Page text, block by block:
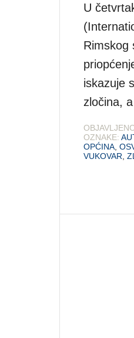
U
Rimskog
iskazuje
zločina,
OZNAKE:
OPĆINA
VUKOVAR